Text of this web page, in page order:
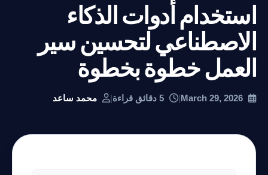
استخدام أدوات الذكاء
الاصطناعي لتحسين سير
العمل خطوة بخطوة
|
| محمد ساعد